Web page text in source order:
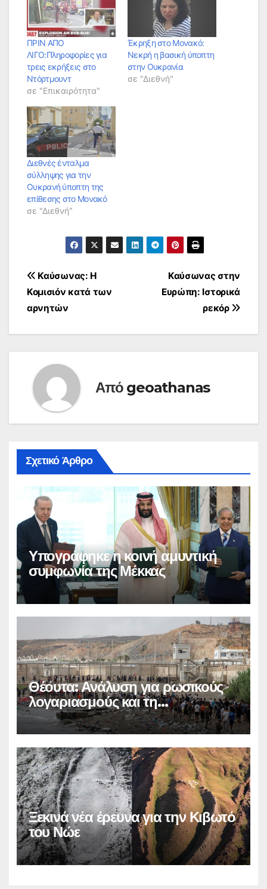
ΠΡΙΝ ΑΠΟ
ΛΙΓΟ:Πληροφορίες για
τρεις εκρήξεις στο
Ντόρτμουντ
σε "Επικαιρότητα"
Έκρηξη στο Μονακό:
Νεκρή η βασική ύποπτη
στην Ουκρανία
σε "Διεθνή"
Διεθνές ένταλμα
σύλληψης για την
Ουκρανή ύποπτη της
επίθεσης στο Μονακό
σε "Διεθνή"
Πλοήγηση
άρθρων
Καύσωνας στην
Ευρώπη: Ιστορικά
ρεκόρ
Καύσωνας: Η
Κομισιόν κατά των
αρνητών
Από geoathanas
Σχετικό Άρθρο
Υπογράφηκε η κοινή αμυντική
συμφωνία της Μέκκας
Θέουτα: Ανάλυση για ρωσικούς
λογαριασμούς και τη
μεταναστευτική κρίση
Ξεκινά νέα έρευνα για την Κιβωτό
του Νώε